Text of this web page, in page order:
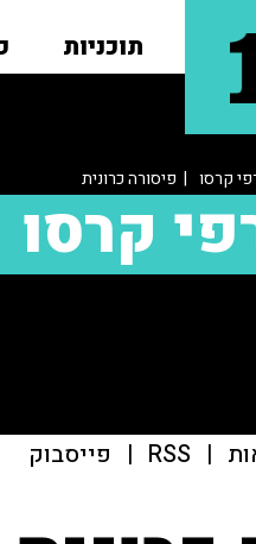
תוכניות
קרסו | פיסורה כרונית
קרסו
|
RSS
| פייסבוק